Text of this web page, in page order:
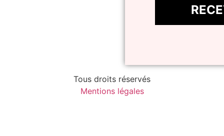
Tous droits réservés
Mentions légales